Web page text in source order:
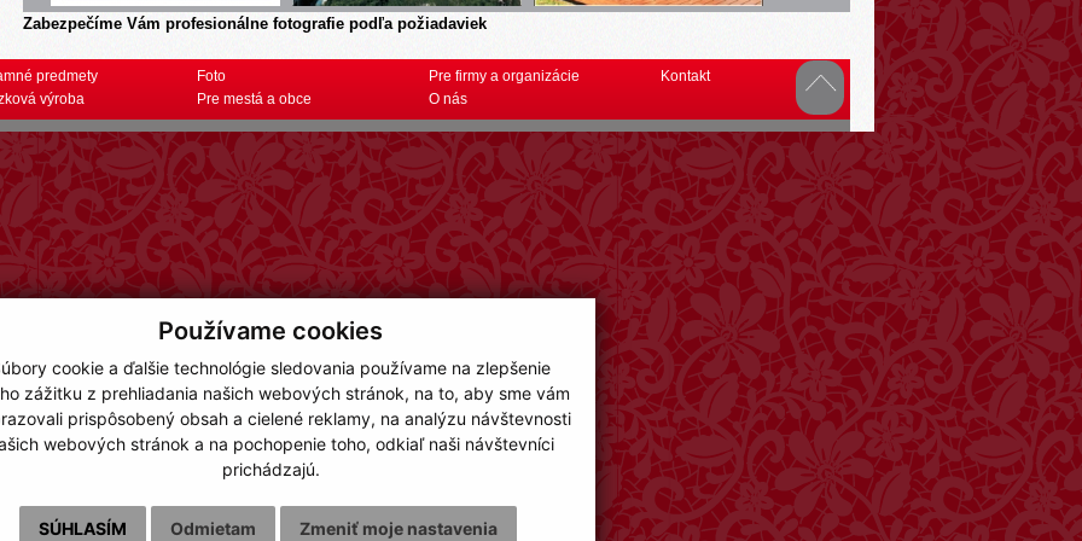
Používame cookies
cookie a ďalšie technológie sledovania používame na zlepšenie
zážitku z prehliadania našich webových stránok, na to, aby sme vám
prispôsobený obsah a cielené reklamy, na analýzu návštevnosti
webových stránok a na pochopenie toho, odkiaľ naši návštevníci
prichádzajú.
SÚHLASÍM Odmietam Zmeniť moje nastavenia
Zabezpečíme Vám profesionálne fotografie podľa požiadaviek
predmety
výroba
Foto
Pre mestá a obce
Pre firmy a organizácie
O nás
Kontakt